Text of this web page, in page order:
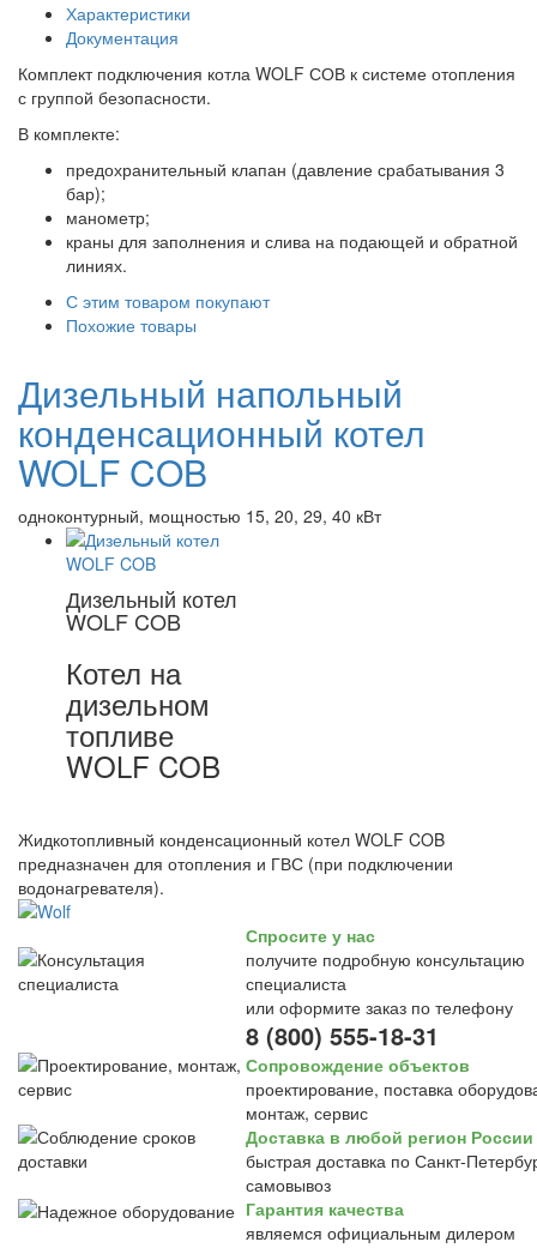
Характеристики
Документация
Комплект подключения котла WOLF СОВ к системе отопления
с группой безопасности.
В комплекте:
предохранительный клапан (давление срабатывания 3
бар);
манометр;
краны для заполнения и слива на подающей и обратной
линиях.
С этим товаром покупают
Похожие товары
Дизельный напольный
конденсационный котел
WOLF COB
одноконтурный, мощностью 15, 20, 29, 40 кВт
Дизельный котел
WOLF COB
Котел на
дизельном
топливе
WOLF COB
Жидкотопливный конденсационный котел WOLF COB
предназначен для отопления и ГВС (при подключении
водонагревателя).
Спросите у нас
получите подробную консультацию
специалиста
или оформите заказ по телефону
8 (800) 555-18-31
Сопровождение объектов
проектирование, поставка
монтаж, сервис
Доставка в любой регион России
быстрая доставка по Санкт-
самовывоз
Гарантия качества
являемся официальным дилером